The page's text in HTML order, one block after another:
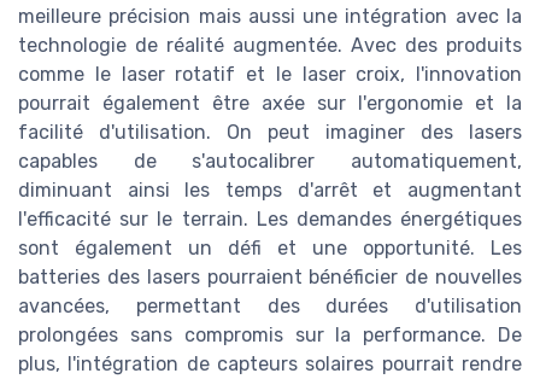
meilleure précision mais aussi une intégration avec la
technologie de réalité augmentée. Avec des produits
comme le laser rotatif et le laser croix, l'innovation
pourrait également être axée sur l'ergonomie et la
facilité d'utilisation. On peut imaginer des lasers
capables de s'autocalibrer automatiquement,
diminuant ainsi les temps d'arrêt et augmentant
l'efficacité sur le terrain. Les demandes énergétiques
sont également un défi et une opportunité. Les
batteries des lasers pourraient bénéficier de nouvelles
avancées, permettant des durées d'utilisation
prolongées sans compromis sur la performance. De
plus, l'intégration de capteurs solaires pourrait rendre